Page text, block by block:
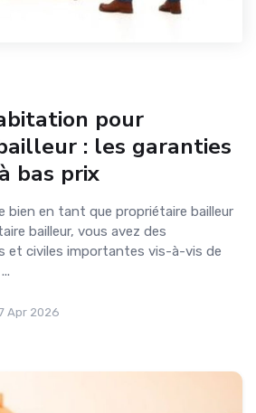
pour
: les garanties
bas prix
bien en tant que propriétaire bailleur
bailleur, vous avez des
et civiles importantes vis-à-vis de
Apr 2026